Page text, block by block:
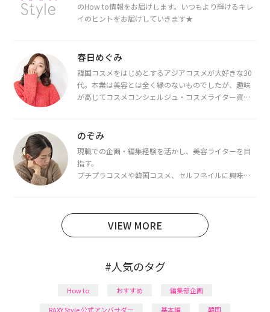
のHow to情報をお届けします。いつもより輝けるキレ
イのヒントをお届けしていきます★
春日めぐみ
韓国コスメをはじめとするアジアコスメが大好きな30
代。本業は美容とは全く縁のないものでしたが、趣味
が高じてコスメコンシェルジュ・コスメライター資格
断・骨格診断によるイメージコンサルティングも行っ
のぞみ
現職での企画・編集経験を活かし、美容ライターを目
指す。
プチプラコスメや韓国コスメ、セルフネイルに興味が
日本化粧品検定1級保有。
VIEW MORE
#人気のタグ
How to おすすめ
編集部企画
RAXY Style 公式アンバサダー
基本編
韓国